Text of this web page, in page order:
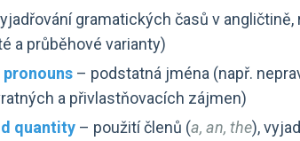
gramatických časů v
a průběhové varianty)
pronouns – podstatná jména (např.
a přivlastňovacích zájmen)
quantity – použití členů (a, an, the),